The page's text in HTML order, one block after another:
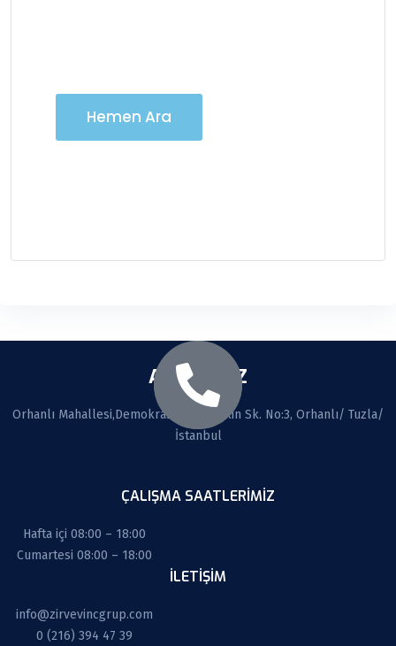
Hemen Ara
ADRESİMİZ
Orhanlı Mahallesi,Demokrasi cad. Seçkin Sk. No:3, Orhanlı/ Tuzla/
İstanbul
ÇALIŞMA SAATLERİMİZ
Hafta içi 08:00 – 18:00
Cumartesi 08:00 – 18:00
İLETIŞIM
info@zirvevincgrup.com
0 (216) 394 47 39